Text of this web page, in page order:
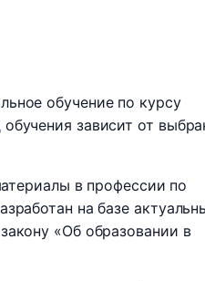
обучение по курсу
зависит от
в профессии по
на базе
«Об образовании в